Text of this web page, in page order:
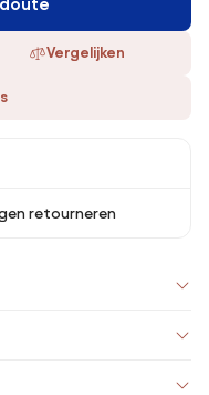
Vergelijken
retourneren